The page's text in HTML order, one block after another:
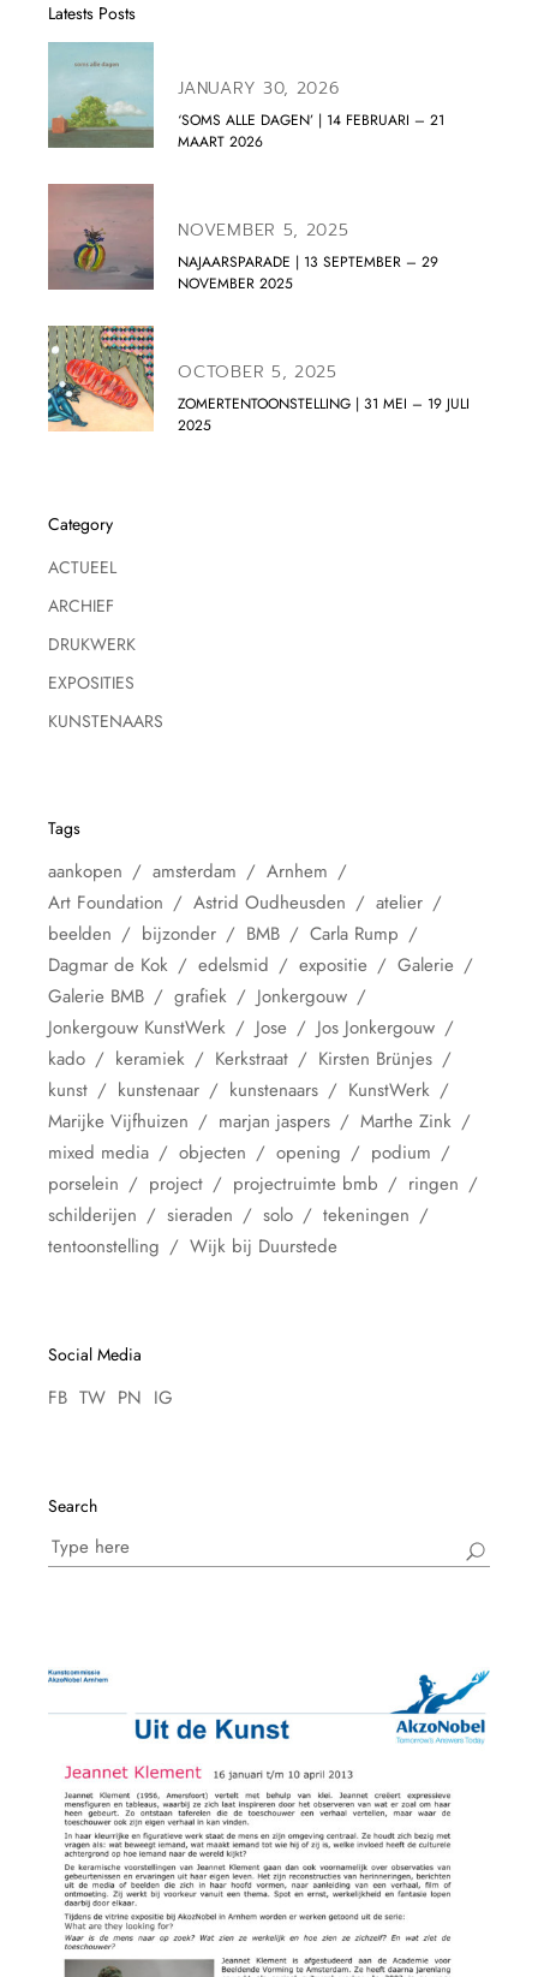
Latests Posts
JANUARY 30, 2026
‘SOMS ALLE DAGEN’ | 14 FEBRUARI – 21
MAART 2026
NOVEMBER 5, 2025
NAJAARSPARADE | 13 SEPTEMBER – 29
NOVEMBER 2025
OCTOBER 5, 2025
ZOMERTENTOONSTELLING | 31 MEI – 19 JULI
2025
Category
ACTUEEL
ARCHIEF
DRUKWERK
EXPOSITIES
KUNSTENAARS
Tags
aankopen amsterdam
Arnhem
Art Foundation
Astrid Oudheusden
atelier
beelden
bijzonder BMB
Carla Rump
Dagmar de Kok
edelsmid expositie
Galerie
Galerie BMB
grafiek
Jonkergouw
Jonkergouw KunstWerk
Jose
Jos Jonkergouw
kado
keramiek Kerkstraat
Kirsten Brünjes
kunst
kunstenaar kunstenaars
KunstWerk
Marijke Vijfhuizen
marjan jaspers
Marthe Zink
mixed media
objecten opening
podium
porselein
project projectruimte bmb
ringen
schilderijen
sieraden solo
tekeningen
tentoonstelling
Wijk bij Duurstede
Social Media
FB TW PN IG
Search
Search
for: